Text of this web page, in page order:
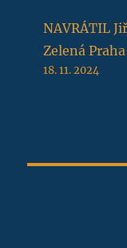
NAVRÁTIL
Zelená
18. 11. 2024